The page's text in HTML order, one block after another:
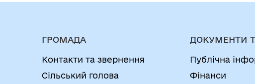
ГРОМАДА
Контакти та звернення
Сільський голова
ДОКУМЕНТИ
Публічна
Фінанси